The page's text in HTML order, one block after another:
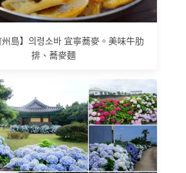
州島】의령소바 宜寧蕎麥。美味牛肋
排、蕎麥麵